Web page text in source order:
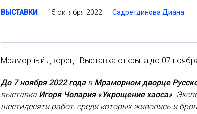
ВЫСТАВКИ 15 октября 2022 Садретдинова Диана
Мраморный дворец | Выставка открыта до 07
До 7 ноября 2022 годав Мраморном дворце
выставка Игоря Чолария «Укрощение хаоса».
шестидесяти работ, среди которых живопись и